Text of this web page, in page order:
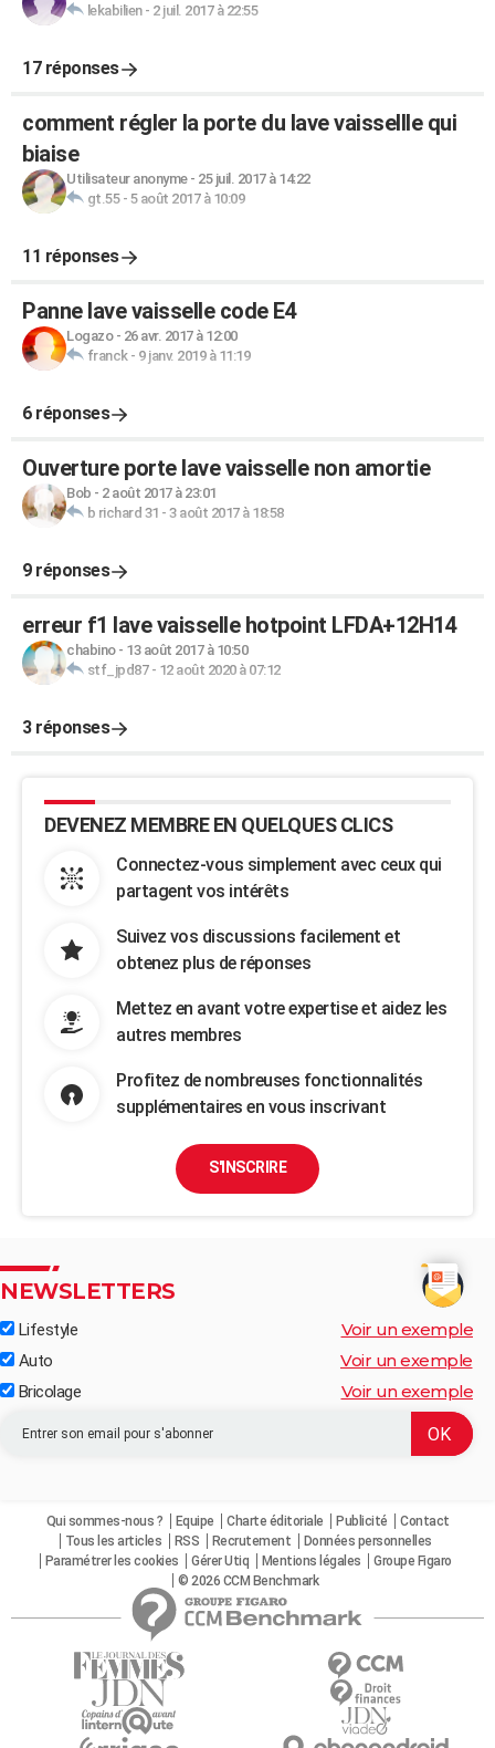
lekabilien- 2 juil. 2017 à 22:55
17 réponses
comment régler la porte du lave vaissellle qui
biaise
Utilisateur anonyme- 25 juil. 2017 à 14:22
gt.55- 5 août 2017 à 10:09
11 réponses
Panne lave vaisselle code E4
Logazo- 26 avr. 2017 à 12:00
franck- 9 janv. 2019 à 11:19
6 réponses
Ouverture porte lave vaisselle non amortie
Bob - 2 août 2017 à 23:01
b richard 31 - 3 août 2017 à 18:58
9 réponses
erreur f1 lave vaisselle hotpoint LFDA+12H14
chabino- 13 août 2017 à 10:50
stf_jpd87- 12 août 2020 à 07:12
3 réponses
DEVENEZ MEMBRE EN QUELQUES CLICS
Connectez-vous simplement avec ceux qui
partagent vos intérêts
Suivez vos discussions facilement et
obtenez plus de réponses
Mettez en avant votre expertise et aidez les
autres membres
Profitez de nombreuses fonctionnalités
supplémentaires en vous inscrivant
S'INSCRIRE
NEWSLETTERS
Lifestyle Voir un exemple
Auto Voir un exemple
Bricolage Voir un exemple
Qui sommes-nous ? Equipe Charte éditoriale Publicité
Contact
Tous les articles
RSS Recrutement
Données personnelles
Paramétrer les cookies
Gérer Utiq Mentions légales
Groupe Figaro
© 2026 CCM Benchmark